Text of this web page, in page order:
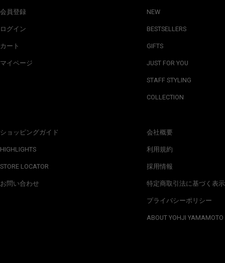
会員登録
ログイン
カート
マイページ
ショッピングガイド
HIGHLIGHTS
STORE LOCATOR
お問い合わせ
NEW
BESTSELLERS
GIFTS
JUST FOR YOU
STAFF STYLING
COLLECTION
会社概要
利用規約
採用情報
特定商取引法に基づく表示
プライバシーポリシー
ABOUT YOHJI YAMAMOTO